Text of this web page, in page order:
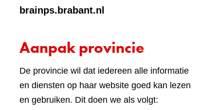
brainps.brabant.nl
Aanpak provincie
De provincie wil dat iedereen alle informatie
en diensten op haar website goed kan lezen
en gebruiken. Dit doen we als volgt: